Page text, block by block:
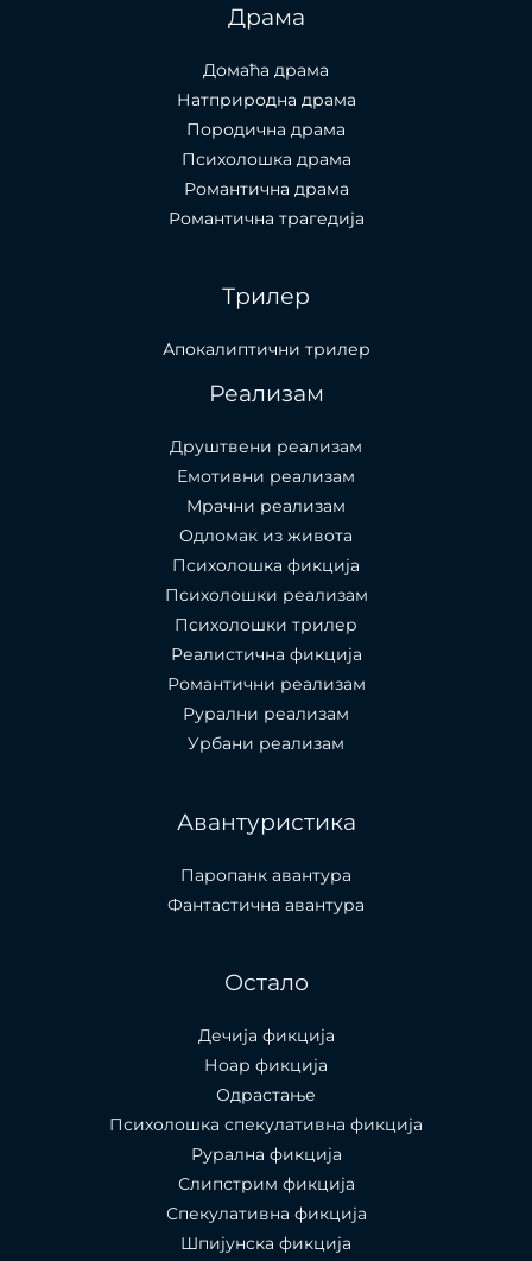
Драма
Домаћа драма
Натприродна драма
Породична драма
Психолошка драма
Романтична драма
Романтична трагедија
Трилер
Апокалиптични трилер
Реализам
Друштвени реализам
Емотивни реализам
Мрачни реализам
Одломак из живота
Психолошкa фикција
Психолошки реализам
Психолошки трилер
Реалистична фикција
Романтични реализам
Рурални реализам
Урбани реализам
Авантуристика
Паропанк авантура
Фантастична авантура
Остало
Дечија фикција
Ноар фикција
Одрастање
Психолошка спекулативна фикција
Рурална фикција
Слипстрим фикција
Спекулативна фикција
Шпијунска фикција